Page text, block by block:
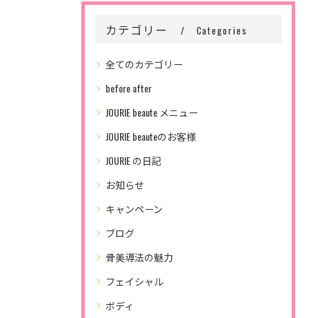
カテゴリー Categories
全てのカテゴリー
before after
JOURIE beaute メニュー
JOURIE beauteのお客様
JOURIE の日記
お知らせ
キャンペーン
ブログ
骨美導法の魅力
フェイシャル
ボディ